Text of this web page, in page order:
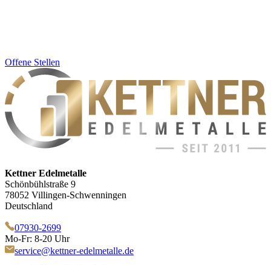
Offene Stellen
Kettner Edelmetalle
Schönbühlstraße 9
78052 Villingen-Schwenningen
Deutschland
07930-2699
Mo-Fr: 8-20 Uhr
service@kettner-edelmetalle.de